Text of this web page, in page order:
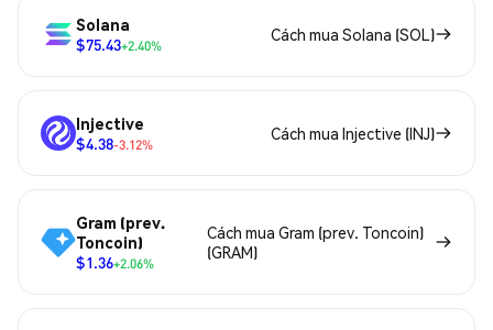
Solana
$75.43+2.40%
Cách mua Solana (SOL)
Injective
$4.38-3.12%
Cách mua Injective (INJ)
Gram (prev.
Toncoin)
$1.36+2.06%
Cách mua Gram (prev. Toncoin)
(GRAM)